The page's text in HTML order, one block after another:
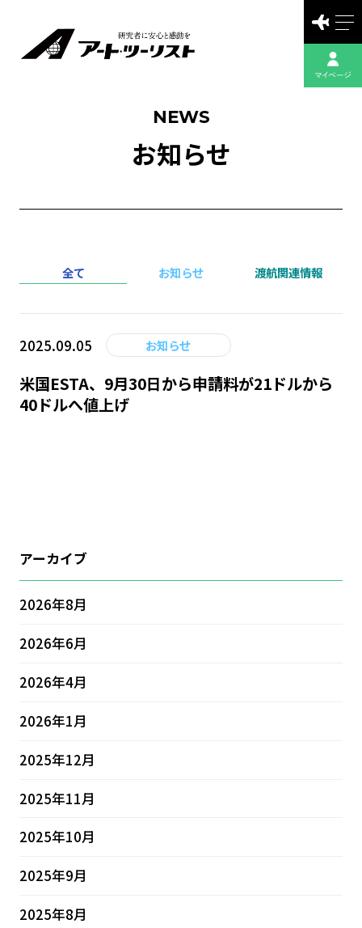
NEWS
お知らせ
全て お知らせ 渡航関連情報
2025.09.05 お知らせ
米国ESTA、9月30日から申請料が21ドルから
40ドルへ値上げ
アーカイブ
2026年8月
2026年6月
2026年4月
2026年1月
2025年12月
2025年11月
2025年10月
2025年9月
2025年8月